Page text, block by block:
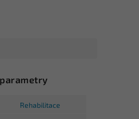
Rehabilitace